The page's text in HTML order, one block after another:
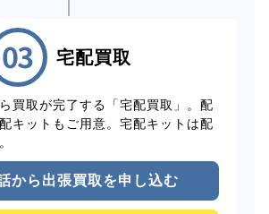
宅配買取
買取が完了する「宅配買取」。配
キットもご用意。宅配キットは配
から出張買取を申し込む